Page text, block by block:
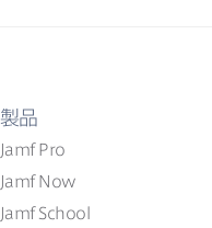
製品
Jamf Pro
Jamf Now
Jamf School